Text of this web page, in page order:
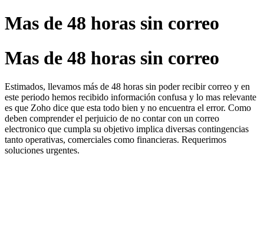
Mas de 48 horas sin correo
Mas de 48 horas sin correo
Estimados, llevamos más de 48 horas sin poder recibir correo y en
este periodo hemos recibido información confusa y lo mas relevante
es que Zoho dice que esta todo bien y no encuentra el error. Como
deben comprender el perjuicio de no contar con un correo
electronico que cumpla su objetivo implica diversas contingencias
tanto operativas, comerciales como financieras. Requerimos
soluciones urgentes.